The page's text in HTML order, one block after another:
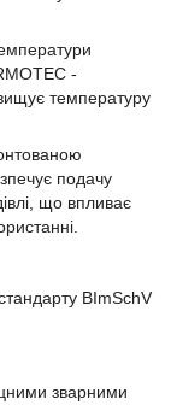
-
температуру
подачу
що впливає
BImSchV
зварними